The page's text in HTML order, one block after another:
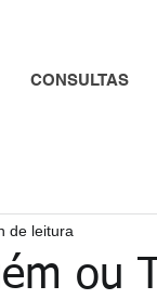
CONSULTAS
ou
de leitura